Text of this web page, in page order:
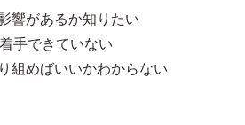
響があるか知りたい
手できていない
組めばいいかわからない